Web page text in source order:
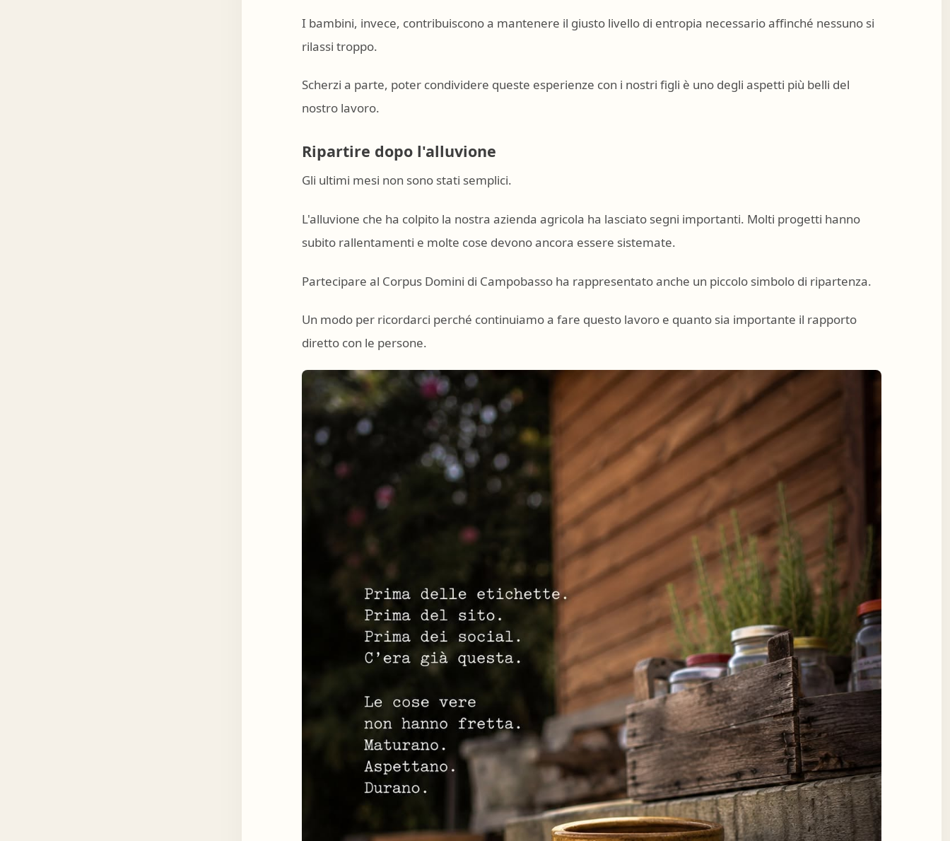
I bambini, invece, contribuiscono a mantenere il giusto livello di entropia necessario affinché nessuno si
rilassi troppo.
Scherzi a parte, poter condividere queste esperienze con i nostri figli è uno degli aspetti più belli del
nostro lavoro.
Ripartire dopo l'alluvione
Gli ultimi mesi non sono stati semplici.
L'alluvione che ha colpito la nostra azienda agricola ha lasciato segni importanti. Molti progetti hanno
subito rallentamenti e molte cose devono ancora essere sistemate.
Partecipare al Corpus Domini di Campobasso ha rappresentato anche un piccolo simbolo di ripartenza.
Un modo per ricordarci perché continuiamo a fare questo lavoro e quanto sia importante il rapporto
diretto con le persone.